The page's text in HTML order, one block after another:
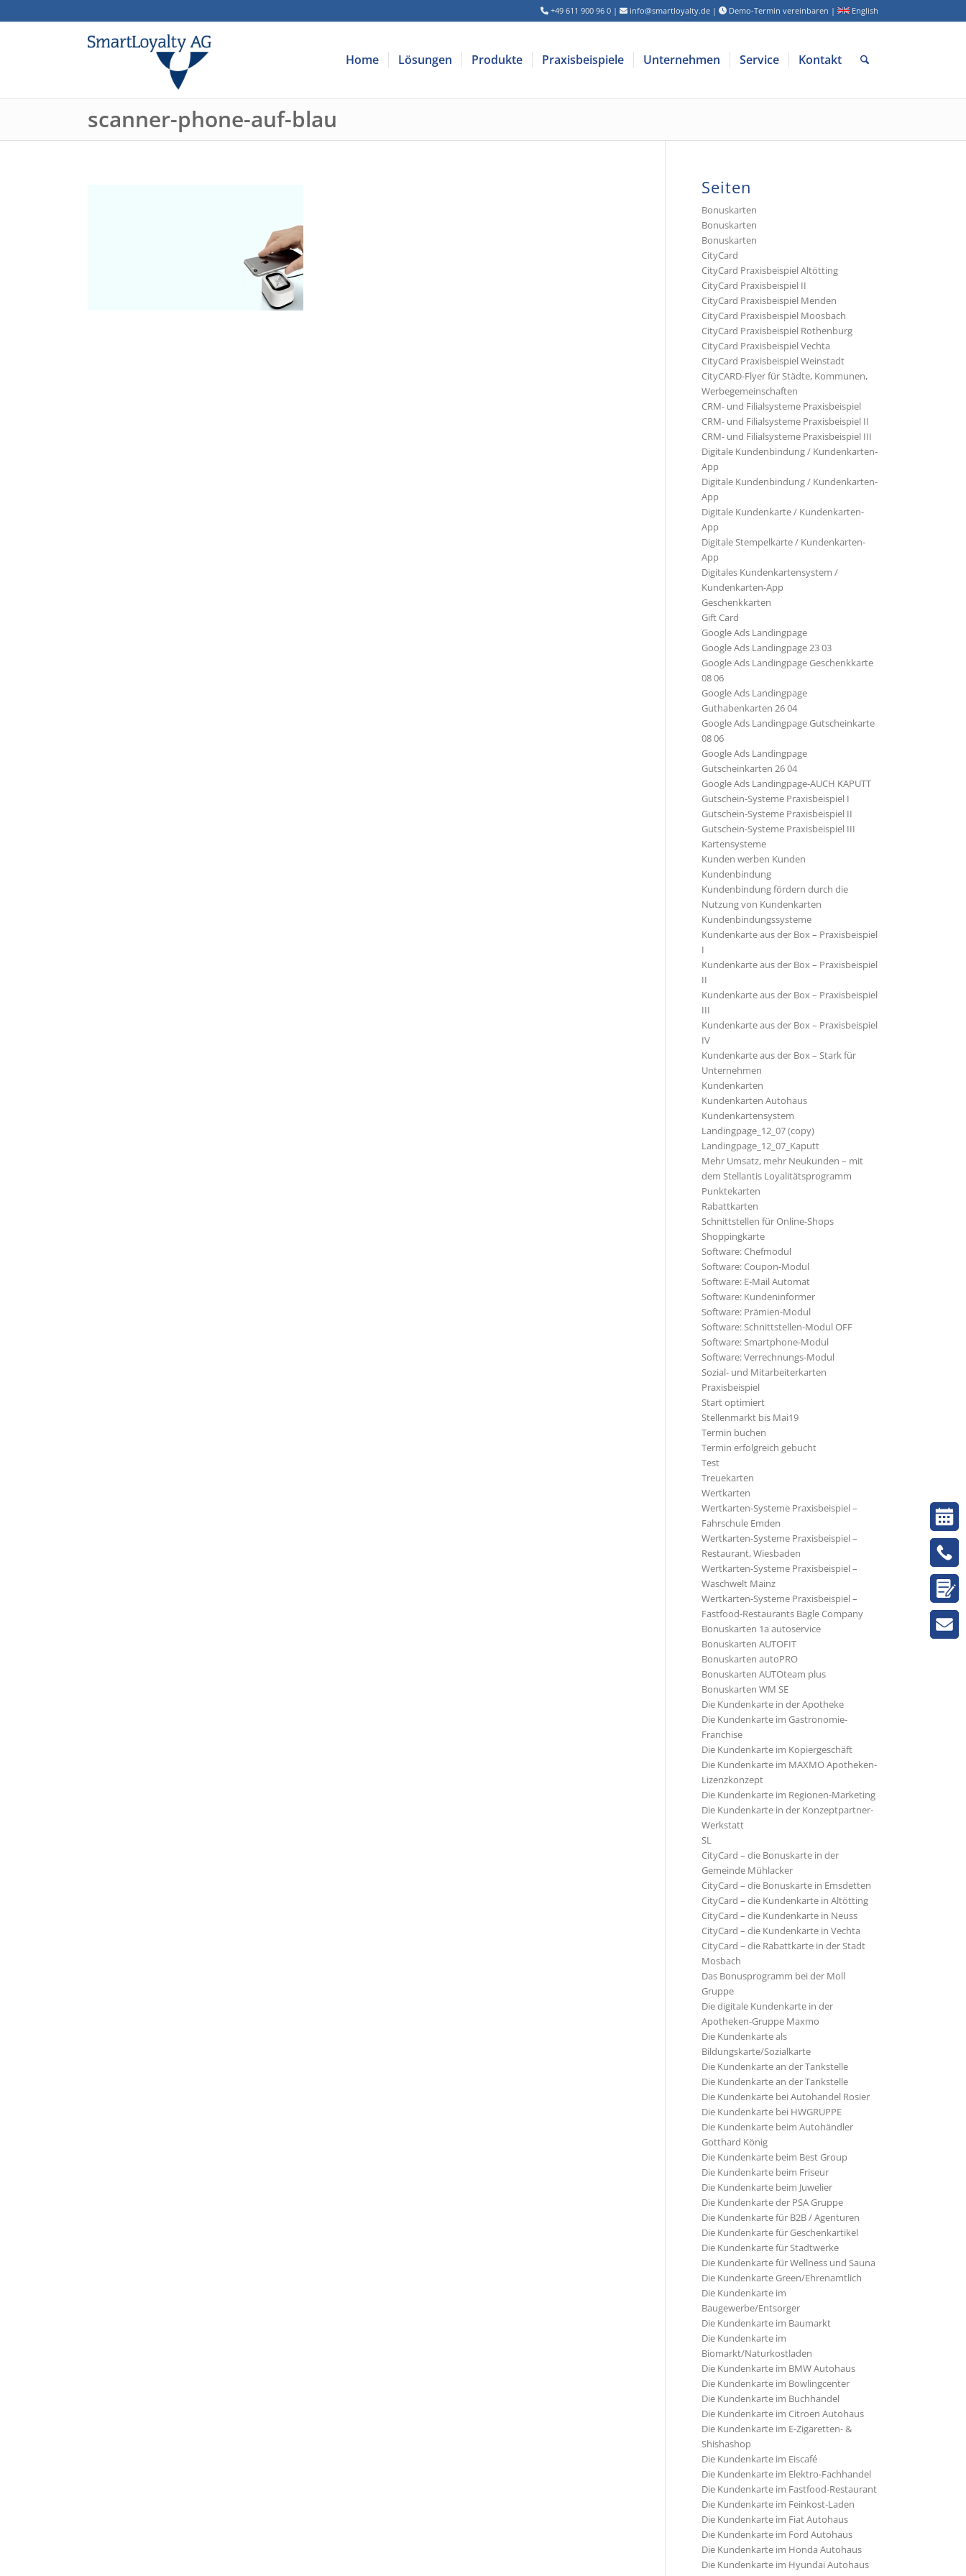
+49 611 900 96 0 | info@smartloyalty.de | Demo-Termin vereinbaren | English
Home Lösungen Produkte Praxisbeispiele Unternehmen Service Kontakt
scanner-phone-auf-blau
Seiten
Bonuskarten
Bonuskarten
Bonuskarten
CityCard
CityCard Praxisbeispiel Altötting
CityCard Praxisbeispiel II
CityCard Praxisbeispiel Menden
CityCard Praxisbeispiel Moosbach
CityCard Praxisbeispiel Rothenburg
CityCard Praxisbeispiel Vechta
CityCard Praxisbeispiel Weinstadt
CityCARD-Flyer für Städte, Kommunen,
Werbegemeinschaften
CRM- und Filialsysteme Praxisbeispiel
CRM- und Filialsysteme Praxisbeispiel II
CRM- und Filialsysteme Praxisbeispiel III
Digitale Kundenbindung / Kundenkarten-
App
Digitale Kundenbindung / Kundenkarten-
App
Digitale Kundenkarte / Kundenkarten-
App
Digitale Stempelkarte / Kundenkarten-
App
Digitales Kundenkartensystem /
Kundenkarten-App
Geschenkkarten
Gift Card
Google Ads Landingpage
Google Ads Landingpage 23 03
Google Ads Landingpage Geschenkkarte
08 06
Google Ads Landingpage
Guthabenkarten 26 04
Google Ads Landingpage Gutscheinkarte
08 06
Google Ads Landingpage
Gutscheinkarten 26 04
Google Ads Landingpage-AUCH KAPUTT
Gutschein-Systeme Praxisbeispiel I
Gutschein-Systeme Praxisbeispiel II
Gutschein-Systeme Praxisbeispiel III
Kartensysteme
Kunden werben Kunden
Kundenbindung
Kundenbindung fördern durch die
Nutzung von Kundenkarten
Kundenbindungssysteme
Kundenkarte aus der Box – Praxisbeispiel
I
Kundenkarte aus der Box – Praxisbeispiel
II
Kundenkarte aus der Box – Praxisbeispiel
III
Kundenkarte aus der Box – Praxisbeispiel
IV
Kundenkarte aus der Box – Stark für
Unternehmen
Kundenkarten
Kundenkarten Autohaus
Kundenkartensystem
Landingpage_12_07 (copy)
Landingpage_12_07_Kaputt
Mehr Umsatz, mehr Neukunden – mit
dem Stellantis Loyalitätsprogramm
Punktekarten
Rabattkarten
Schnittstellen für Online-Shops
Shoppingkarte
Software: Chefmodul
Software: Coupon-Modul
Software: E-Mail Automat
Software: Kundeninformer
Software: Prämien-Modul
Software: Schnittstellen-Modul OFF
Software: Smartphone-Modul
Software: Verrechnungs-Modul
Sozial- und Mitarbeiterkarten
Praxisbeispiel
Start optimiert
Stellenmarkt bis Mai19
Termin buchen
Termin erfolgreich gebucht
Test
Treuekarten
Wertkarten
Wertkarten-Systeme Praxisbeispiel –
Fahrschule Emden
Wertkarten-Systeme Praxisbeispiel –
Restaurant, Wiesbaden
Wertkarten-Systeme Praxisbeispiel –
Waschwelt Mainz
Wertkarten-Systeme Praxisbeispiel –
Fastfood-Restaurants Bagle Company
Bonuskarten 1a autoservice
Bonuskarten AUTOFIT
Bonuskarten autoPRO
Bonuskarten AUTOteam plus
Bonuskarten WM SE
Die Kundenkarte in der Apotheke
Die Kundenkarte im Gastronomie-
Franchise
Die Kundenkarte im Kopiergeschäft
Die Kundenkarte im MAXMO Apotheken-
Lizenzkonzept
Die Kundenkarte im Regionen-Marketing
Die Kundenkarte in der Konzeptpartner-
Werkstatt
SL
CityCard – die Bonuskarte in der
Gemeinde Mühlacker
CityCard – die Bonuskarte in Emsdetten
CityCard – die Kundenkarte in Altötting
CityCard – die Kundenkarte in Neuss
CityCard – die Kundenkarte in Vechta
CityCard – die Rabattkarte in der Stadt
Mosbach
Das Bonusprogramm bei der Moll
Gruppe
Die digitale Kundenkarte in der
Apotheken-Gruppe Maxmo
Die Kundenkarte als
Bildungskarte/Sozialkarte
Die Kundenkarte an der Tankstelle
Die Kundenkarte an der Tankstelle
Die Kundenkarte bei Autohandel Rosier
Die Kundenkarte bei HWGRUPPE
Die Kundenkarte beim Autohändler
Gotthard König
Die Kundenkarte beim Best Group
Die Kundenkarte beim Friseur
Die Kundenkarte beim Juwelier
Die Kundenkarte der PSA Gruppe
Die Kundenkarte für B2B / Agenturen
Die Kundenkarte für Geschenkartikel
Die Kundenkarte für Stadtwerke
Die Kundenkarte für Wellness und Sauna
Die Kundenkarte Green/Ehrenamtlich
Die Kundenkarte im
Baugewerbe/Entsorger
Die Kundenkarte im Baumarkt
Die Kundenkarte im
Biomarkt/Naturkostladen
Die Kundenkarte im BMW Autohaus
Die Kundenkarte im Bowlingcenter
Die Kundenkarte im Buchhandel
Die Kundenkarte im Citroen Autohaus
Die Kundenkarte im E-Zigaretten- &
Shishashop
Die Kundenkarte im Eiscafé
Die Kundenkarte im Elektro-Fachhandel
Die Kundenkarte im Fastfood-Restaurant
Die Kundenkarte im Feinkost-Laden
Die Kundenkarte im Fiat Autohaus
Die Kundenkarte im Ford Autohaus
Die Kundenkarte im Honda Autohaus
Die Kundenkarte im Hyundai Autohaus